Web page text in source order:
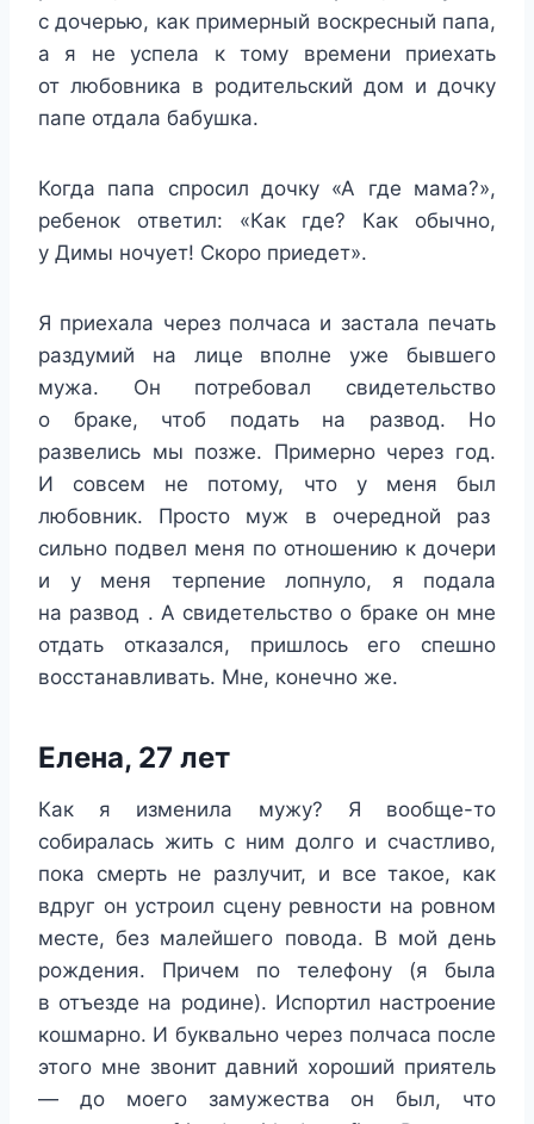
с дочерью, как примерный воскресный папа,
а я не успела к тому времени приехать
от любовника в родительский дом и дочку
папе отдала бабушка.
Когда папа спросил дочку «А где мама?»,
ребенок ответил: «Как где? Как обычно,
у Димы ночует! Скоро приедет».
Я приехала через полчаса и застала печать
раздумий на лице вполне уже бывшего
мужа. Он потребовал свидетельство
о браке, чтоб подать на развод. Но
развелись мы позже. Примерно через год.
И совсем не потому, что у меня был
любовник. Просто муж в очередной раз
сильно подвел меня по отношению к дочери
и у меня терпение лопнуло, я подала
на развод . А свидетельство о браке он мне
отдать отказался, пришлось его спешно
восстанавливать. Мне, конечно же.
Елена, 27 лет
Как я изменила мужу? Я вообще-то
собиралась жить с ним долго и счастливо,
пока смерть не разлучит, и все такое, как
вдруг он устроил сцену ревности на ровном
месте, без малейшего повода. В мой день
рождения. Причем по телефону (я была
в отъезде на родине). Испортил настроение
кошмарно. И буквально через полчаса после
этого мне звонит давний хороший приятель
— до моего замужества он был, что